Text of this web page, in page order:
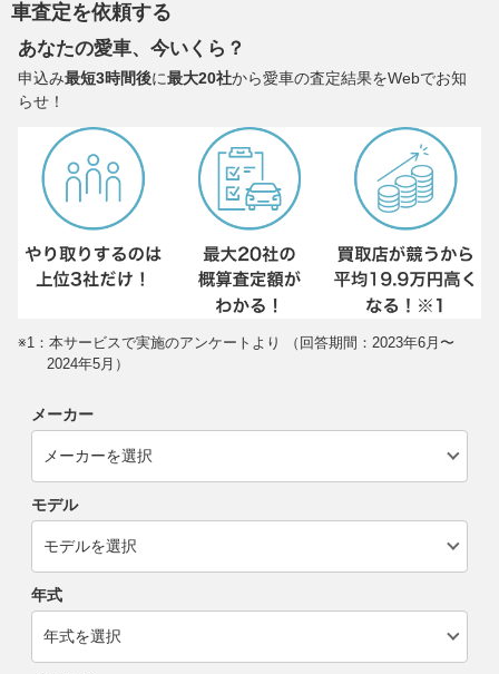
車査定を依頼する
あなたの愛車、今いくら？
申込み最短3時間後に最大20社から愛車の査定結果をWebでお知
らせ！
※1：本サービスで実施のアンケートより （回答期間：2023年6月〜
2024年5月）
メーカー
モデル
年式